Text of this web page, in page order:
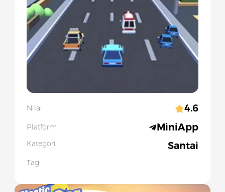
Slide 1 of 1
Nilai 4.6
Platform MiniApp
Kategori Santai
Tag